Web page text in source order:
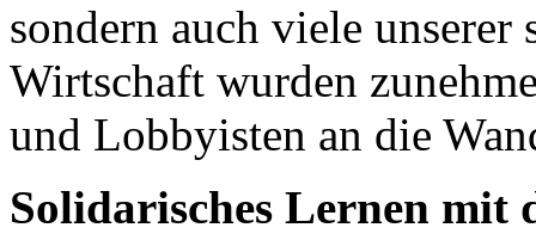
sondern auch viele
Wirtschaft wurden
und Lobbyisten an die
Solidarisches Lernen mit